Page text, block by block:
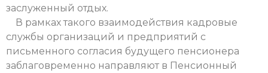
заслуженный отдых.
В рамках такого взаимодействия кадровые
службы организаций и предприятий с
письменного согласия будущего пенсионера
заблаговременно направляют в Пенсионный